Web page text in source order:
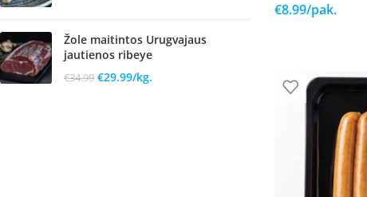
Žole maitintos Urugvajaus
jautienos ribeye
€34.99 €29.99/kg.
€8.99/pak.